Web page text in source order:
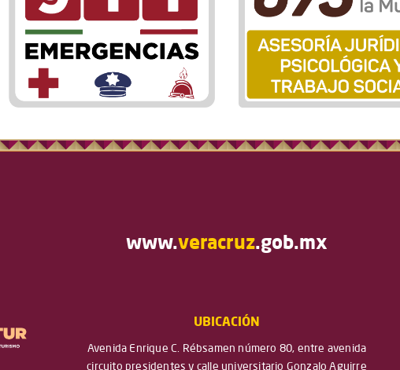
www.veracruz.gob.mx
UBICACIÓN
Avenida Enrique C. Rébsamen número 80, entre avenida
circuito presidentes y calle universitario Gonzalo Aguirre